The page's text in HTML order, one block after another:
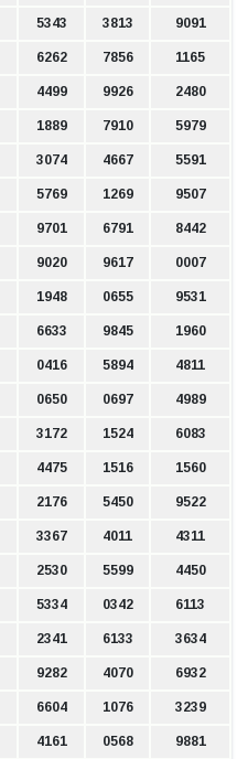
5343 3813 9091
6262 7856 1165
4499 9926 2480
1889 7910 5979
3074 4667 5591
5769 1269 9507
9701 6791 8442
9020 9617 0007
1948 0655 9531
6633 9845 1960
0416 5894 4811
0650 0697 4989
3172 1524 6083
4475 1516 1560
2176 5450 9522
3367 4011 4311
2530 5599 4450
5334 0342 6113
2341 6133 3634
9282 4070 6932
6604 1076 3239
4161 0568 9881